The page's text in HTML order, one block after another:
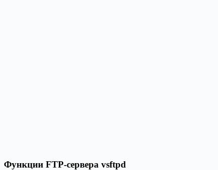
Функции FTP-сервера vsftpd